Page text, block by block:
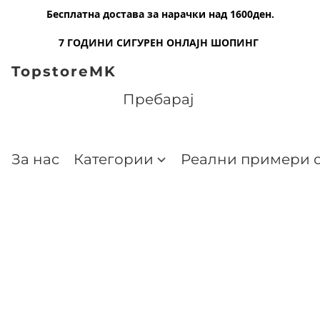
Бесплатна достава за нарачки над 1600ден.
7 ГОДИНИ СИГУРЕН ОНЛАЈН ШОПИНГ
TopstoreMK
За нас Категории Реални примери